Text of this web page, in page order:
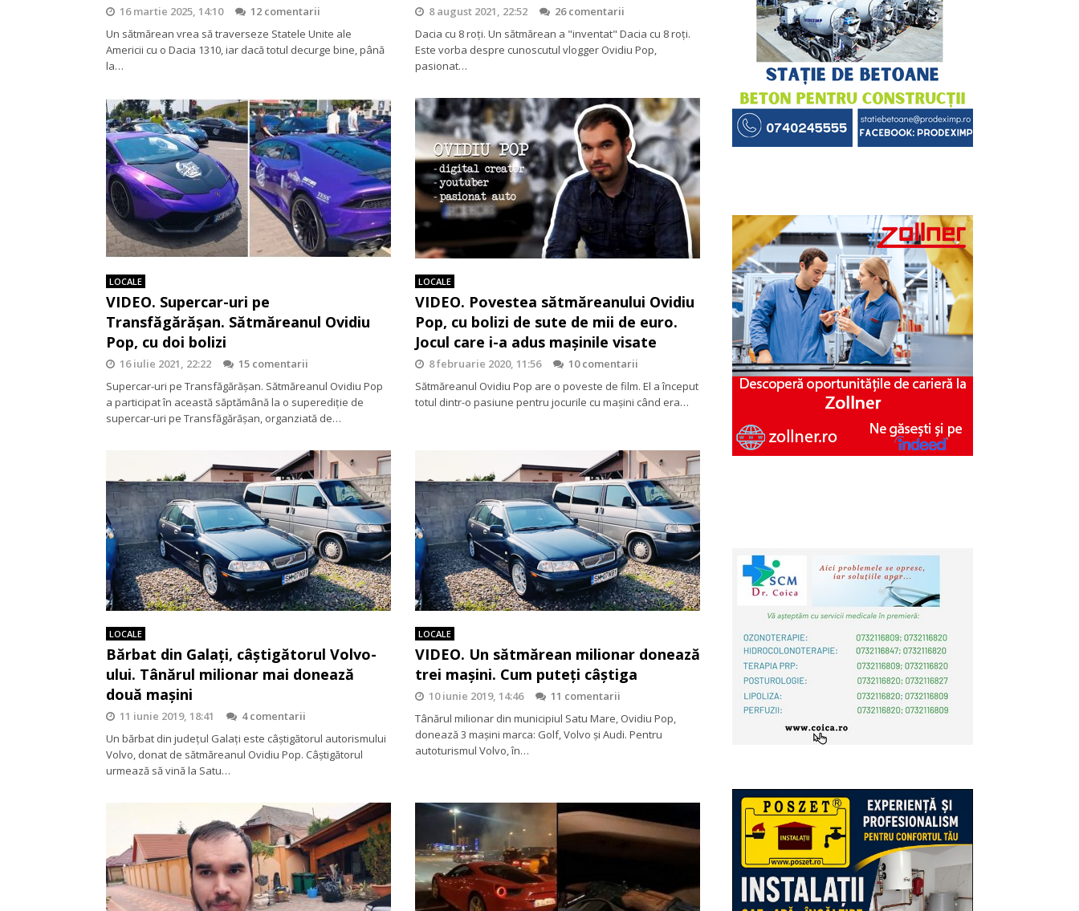
16 martie 2025, 14:10
12 comentarii
Un sătmărean vrea să traverseze Statele Unite ale
Americii cu o Dacia 1310, iar dacă totul decurge bine, până
la…
8 august 2021, 22:52
26 comentarii
Dacia cu 8 roţi. Un sătmărean a "inventat" Dacia cu 8 roţi.
Este vorba despre cunoscutul vlogger Ovidiu Pop,
pasionat…
LOCALE
VIDEO. Supercar-uri pe
Transfăgărăşan. Sătmăreanul Ovidiu
Pop, cu doi bolizi
16 iulie 2021, 22:22
15 comentarii
Supercar-uri pe Transfăgărăşan. Sătmăreanul Ovidiu Pop
a participat în această săptămână la o superediţie de
supercar-uri pe Transfăgărăşan, organziată de…
LOCALE
VIDEO. Povestea sătmăreanului Ovidiu
Pop, cu bolizi de sute de mii de euro.
Jocul care i-a adus maşinile visate
8 februarie 2020, 11:56
10 comentarii
Sătmăreanul Ovidiu Pop are o poveste de film. El a început
totul dintr-o pasiune pentru jocurile cu maşini când era…
LOCALE
Bărbat din Galați, câștigătorul Volvo-
ului. Tânărul milionar mai donează
două mașini
11 iunie 2019, 18:41
4 comentarii
Un bărbat din județul Galați este câștigătorul autorismului
Volvo, donat de sătmăreanul Ovidiu Pop. Câștigătorul
urmează să vină la Satu…
LOCALE
VIDEO. Un sătmărean milionar donează
trei mașini. Cum puteți câștiga
10 iunie 2019, 14:46
11 comentarii
Tânărul milionar din municipiul Satu Mare, Ovidiu Pop,
donează 3 mașini marca: Golf, Volvo și Audi. Pentru
autoturismul Volvo, în…